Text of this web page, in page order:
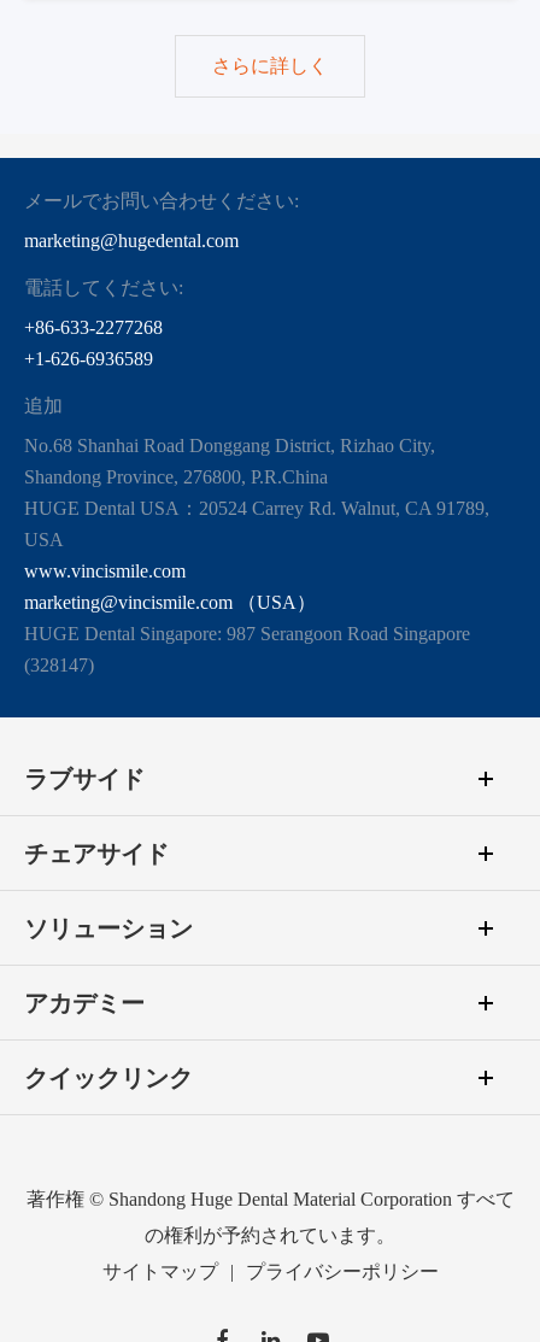
さらに詳しく
メールでお問い合わせください:
marketing@hugedental.com
電話してください:
+86-633-2277268
+1-626-6936589
追加
No.68 Shanhai Road Donggang District, Rizhao City,
Shandong Province, 276800, P.R.China
HUGE Dental USA：20524 Carrey Rd. Walnut, CA 91789,
USA
www.vincismile.com
marketing@vincismile.com （USA）
HUGE Dental Singapore: 987 Serangoon Road Singapore
(328147)
ラブサイド
チェアサイド
ソリューション
アカデミー
クイックリンク
著作権 © Shandong Huge Dental Material Corporationすべて
の権利が予約されています。
サイトマップ
プライバシーポリシー